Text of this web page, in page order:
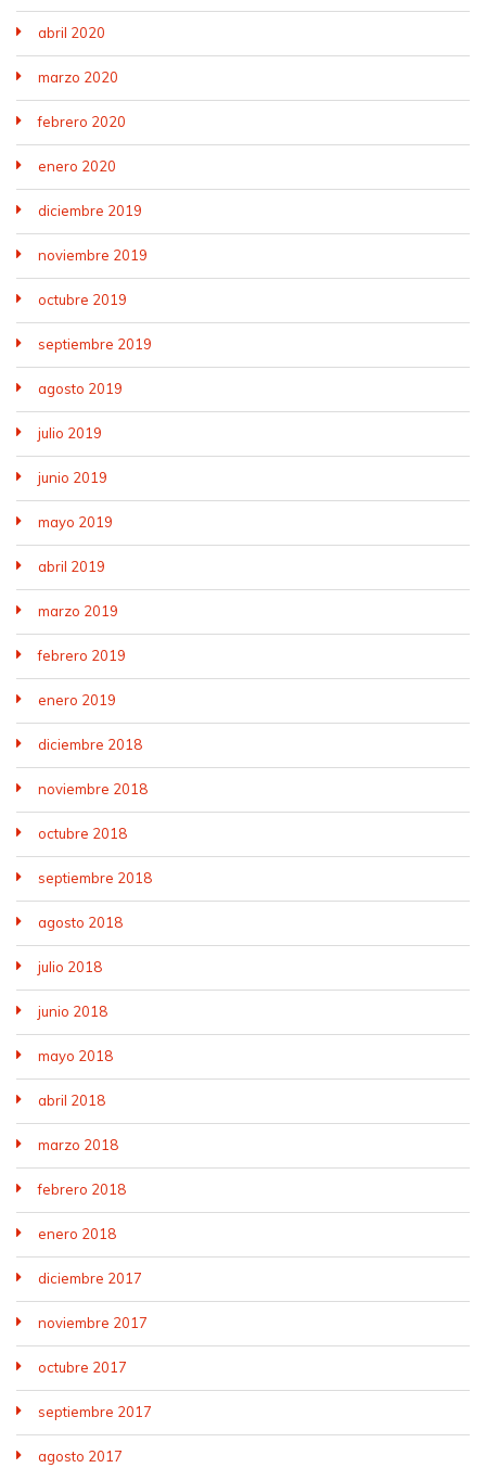
abril 2020
marzo 2020
febrero 2020
enero 2020
diciembre 2019
noviembre 2019
octubre 2019
septiembre 2019
agosto 2019
julio 2019
junio 2019
mayo 2019
abril 2019
marzo 2019
febrero 2019
enero 2019
diciembre 2018
noviembre 2018
octubre 2018
septiembre 2018
agosto 2018
julio 2018
junio 2018
mayo 2018
abril 2018
marzo 2018
febrero 2018
enero 2018
diciembre 2017
noviembre 2017
octubre 2017
septiembre 2017
agosto 2017